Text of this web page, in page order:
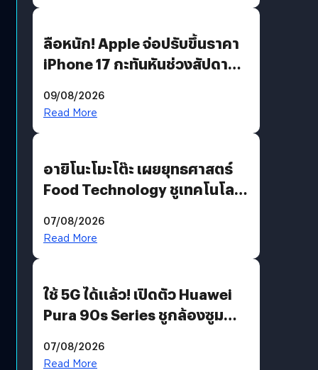
ลือหนัก! Apple จ่อปรับขึ้นราคา
iPhone 17 กะทันหันช่วงสัปดาห์ที่
09/08/2026
Read More
อายิโนะโมะโต๊ะ เผยยุทธศาสตร์
Food Technology ชูเทคโนโลยี
บริโภคและ B2B
07/08/2026
Read More
ใช้ 5G ได้แล้ว! เปิดตัว Huawei
Pura 90s Series ชูกล้องซูม
07/08/2026
Read More